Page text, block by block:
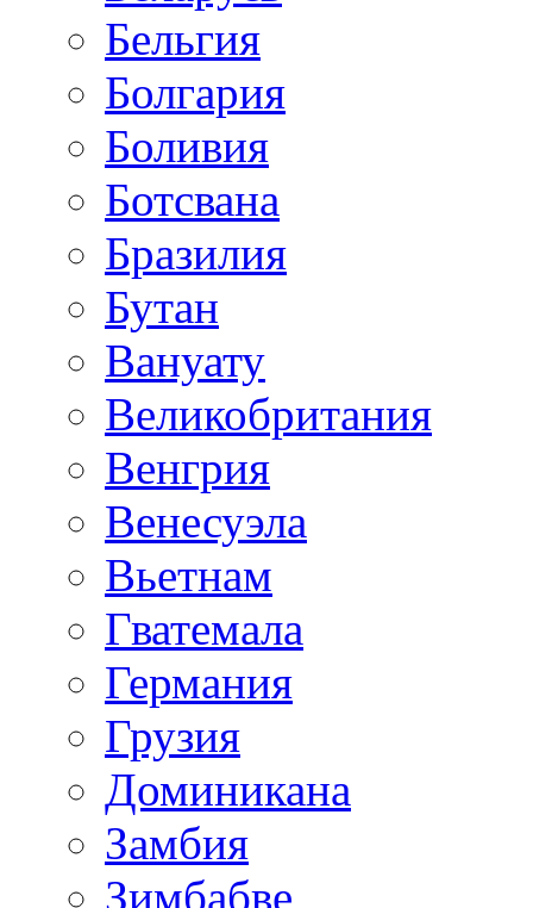
Бельгия
Болгария
Боливия
Ботсвана
Бразилия
Бутан
Вануату
Великобритания
Венгрия
Венесуэла
Вьетнам
Гватемала
Германия
Грузия
Доминикана
Замбия
Зимбабве